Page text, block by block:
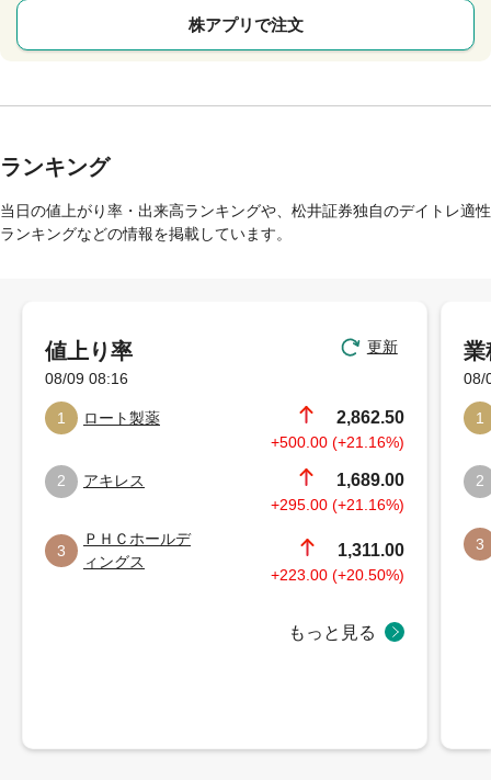
株アプリで注文
ランキング
当日の値上がり率・出来高ランキングや、松井証券独自のデイトレ適性
ランキングなどの情報を掲載しています。